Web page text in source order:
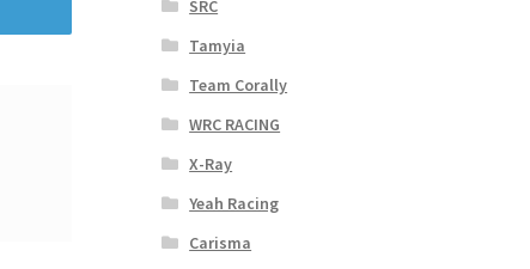
SRC
Tamyia
Team Corally
WRC RACING
X-Ray
Yeah Racing
Carisma